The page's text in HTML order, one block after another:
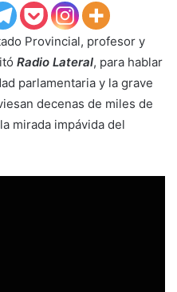
Provincial, profesor y
Radio Lateral, para hablar
parlamentaria y la grave
decenas de miles de
mirada impávida del